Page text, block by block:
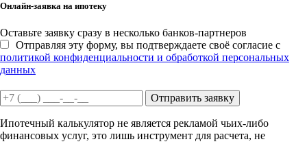
Онлайн-заявка на ипотеку
Оставьте заявку сразу в несколько банков-партнеров
Отправляя эту форму, вы подтверждаете своё согласие с
политикой конфиденциальности и обработкой персональных
данных
Отправить заявку
Ипотечный калькулятор не является рекламой чьих-либо
финансовых услуг, это лишь инструмент для расчета, не